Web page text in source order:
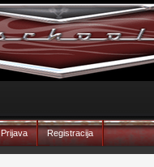
Prijava Registracija